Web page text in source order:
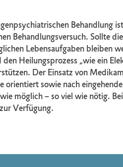
Behandlung
Behandlungsversuch. Sollte
Lebensaufgaben bleiben
Heilungsprozess „wie ein
Der Einsatz von
orientiert sowie nach
möglich – so viel wie nötig.
Verfügung.